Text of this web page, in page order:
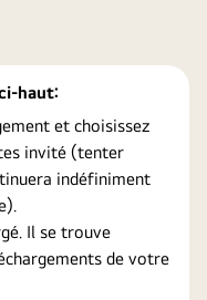
haut:
et choisissez
invité (tenter
indéfiniment
Il se trouve
de votre